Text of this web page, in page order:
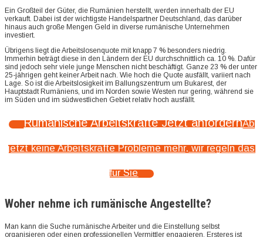
Ein Großteil der Güter, die Rumänien herstellt, werden innerhalb der EU
verkauft. Dabei ist der wichtigste Handelspartner Deutschland, das darüber
hinaus auch große Mengen Geld in diverse rumänische Unternehmen
investiert.
Übrigens liegt die Arbeitslosenquote mit knapp 7 % besonders niedrig.
Immerhin beträgt diese in den Ländern der EU durchschnittlich ca. 10 %. Dafür
sind jedoch sehr viele junge Menschen nicht beschäftigt. Ganze 23 % der unter
25-jährigen geht keiner Arbeit nach. Wie hoch die Quote ausfällt, variiert nach
Lage. So ist die Arbeitslosigkeit im Ballungszentrum um Bukarest, der
Hauptstadt Rumäniens, und im Norden sowie Westen nur gering, während sie
im Süden und im südwestlichen Gebiet relativ hoch ausfällt.
Rumänische Arbeitskräfte Jetzt anfordernAb
jetzt keine Arbeitskräfte Probleme mehr, wir regeln das
für Sie
Woher nehme ich rumänische Angestellte?
Man kann die Suche rumänische Arbeiter und die Einstellung selbst
organisieren oder einen professionellen Vermittler engagieren. Ersteres ist